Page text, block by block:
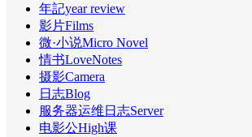
年記year review
影片Films
微·小说Micro Novel
情书LoveNotes
摄影Camera
日志Blog
服务器运维日志Server
电影公High课